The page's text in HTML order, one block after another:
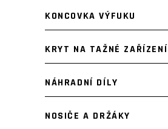
KONCOVKA VÝFUKU
KRYT NA TAŽNÉ ZAŘÍZENÍ
NÁHRADNÍ DÍLY
NOSIČE A DRŽÁKY